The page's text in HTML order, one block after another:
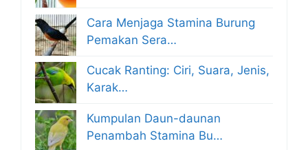
Cara Menjaga Stamina Burung
Pemakan Sera…
Cucak Ranting: Ciri, Suara, Jenis,
Karak…
Kumpulan Daun-daunan
Penambah Stamina Bu…